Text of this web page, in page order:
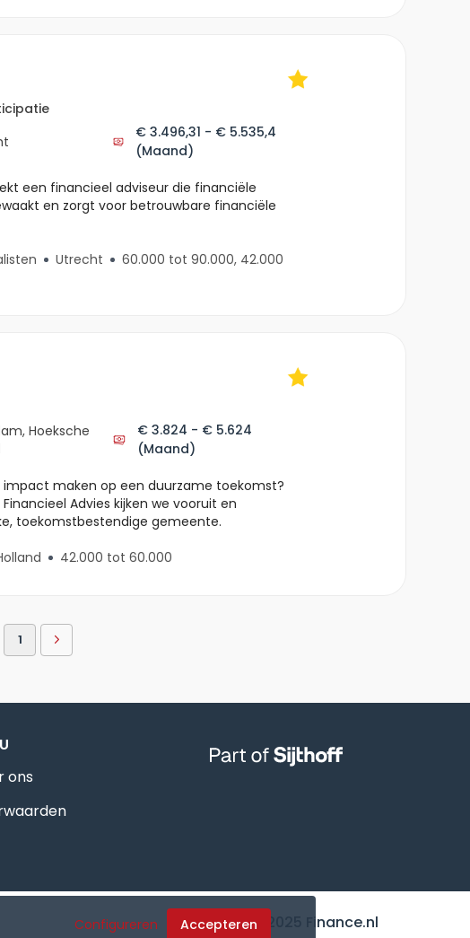
Configureren Accepteren
€ 3.496,31 - € 5.535,4
(Maand)
een financieel adviseur die financiële
en zorgt voor betrouwbare financiële
Utrecht
60.000 tot 90.000, 42.000
Hoeksche
€ 3.824 - € 5.624
(Maand)
maken op een duurzame toekomst?
Advies kijken we vooruit en
toekomstbestendige gemeente.
42.000 tot 60.000
1
ons
© 2025 Finance.nl